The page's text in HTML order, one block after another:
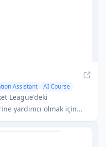
Assistant AI Course
League'deki
yardımcı olmak için
rehberlik ve
bir oyun koçluğu